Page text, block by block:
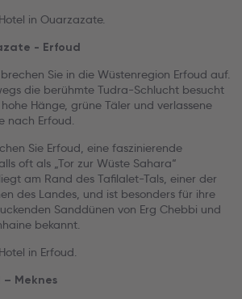
in Ouarzazate.
- Erfoud
Sie in die Wüstenregion Erfoud auf.
die berühmte Tudra-Schlucht besucht
Hänge, grüne Täler und verlassene
nach Erfoud.
Sie Erfoud, eine faszinierende
oft als „Tor zur Wüste Sahara“
am Rand des Tafilalet-Tals, einer der
des Landes, und ist besonders für ihre
Sanddünen von Erg Chebbi und
bekannt.
in Erfoud.
– Meknes